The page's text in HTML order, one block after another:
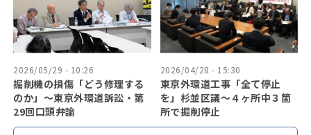
2026/05/29 - 10:26
掘削機の損傷「どう修理する
のか」〜東京外環道訴訟・第
29回口頭弁論
2026/04/28 - 15:30
東京外環道工事「全て停止
を」杉並区議〜４ヶ所中３箇
所で掘削停止